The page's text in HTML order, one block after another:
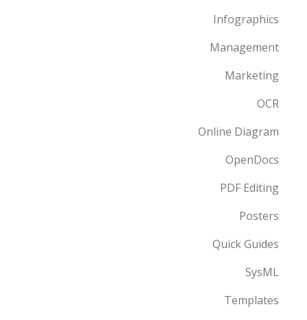
Infographics
Management
Marketing
OCR
Online Diagram
OpenDocs
PDF Editing
Posters
Quick Guides
SysML
Templates